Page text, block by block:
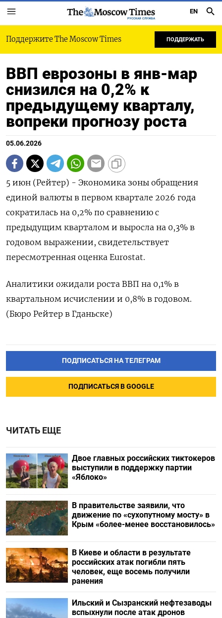
РУССКАЯ СЛУЖБА
EN
Поддержите The Moscow Times ПОДДЕРЖАТЬ
ВВП еврозоны в янв-мар
снизился на 0,2% к
предыдущему кварталу,
вопреки прогнозу роста
05.06.2026
5 июн (Рейтер) - Экономика зоны ‌обращения
единой ​валюты в первом ​квартале ​2026 ⁠года
‌сократилась на ‌0,2% по ​сравнению ‌с
предыдущим кварталом ​и ‌выросла на 0,3% в ​
годовом ​выражении, свидетельствует
‌пересмотренная ​оценка Eurostat.
Аналитики ожидали роста ВВП на 0,1% ​в
⁠квартальном исчислении и ‌0,8% ‌в годовом.
(Бюро ​Рейтер в ‌Гданьске)
ПОДПИСАТЬСЯ НА ТЕЛЕГРАМ
ПОДПИСАТЬСЯ В GOOGLE
ЧИТАТЬ ЕЩЕ
Двое главных российских тиктокеров
выступили в поддержку партии
«Яблоко»
В правительстве заявили, что
движение по «сухопутному мосту» в
Крым «более-менее восстановилось»
В Киеве и области в результате
российских атак погибли пять
человек, еще восемь получили
ранения
Ильский и Сызранский нефтезаводы
вспыхнули после атак дронов